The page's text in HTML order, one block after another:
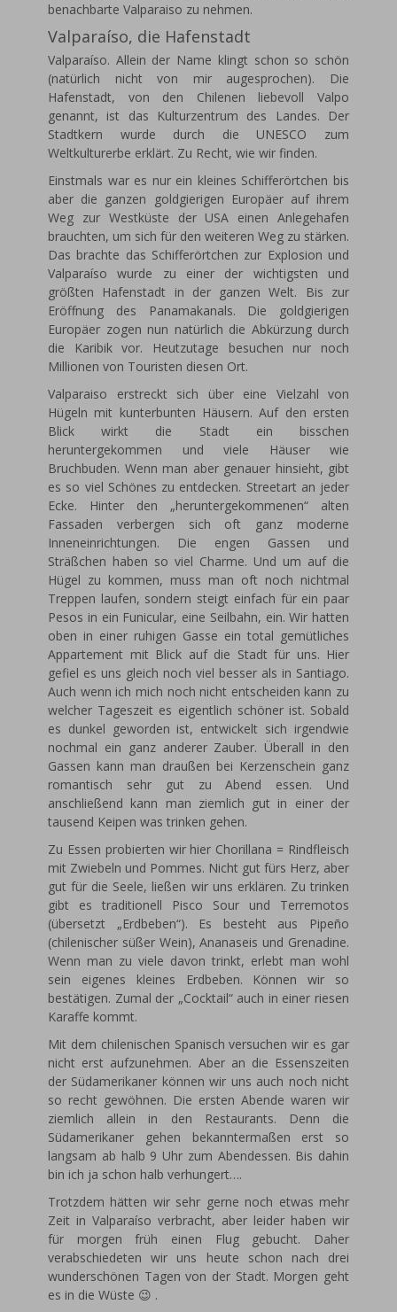
benachbarte Valparaiso zu nehmen.
Valparaíso, die Hafenstadt
Valparaíso. Allein der Name klingt schon so schön
(natürlich nicht von mir augesprochen). Die
Hafenstadt, von den Chilenen liebevoll Valpo
genannt, ist das Kulturzentrum des Landes. Der
Stadtkern wurde durch die UNESCO zum
Weltkulturerbe erklärt. Zu Recht, wie wir finden.
Einstmals war es nur ein kleines Schifferörtchen bis
aber die ganzen goldgierigen Europäer auf ihrem
Weg zur Westküste der USA einen Anlegehafen
brauchten, um sich für den weiteren Weg zu stärken.
Das brachte das Schifferörtchen zur Explosion und
Valparaíso wurde zu einer der wichtigsten und
größten Hafenstadt in der ganzen Welt. Bis zur
Eröffnung des Panamakanals. Die goldgierigen
Europäer zogen nun natürlich die Abkürzung durch
die Karibik vor. Heutzutage besuchen nur noch
Millionen von Touristen diesen Ort.
Valparaiso erstreckt sich über eine Vielzahl von
Hügeln mit kunterbunten Häusern. Auf den ersten
Blick wirkt die Stadt ein bisschen
heruntergekommen und viele Häuser wie
Bruchbuden. Wenn man aber genauer hinsieht, gibt
es so viel Schönes zu entdecken. Streetart an jeder
Ecke. Hinter den „heruntergekommenen“ alten
Fassaden verbergen sich oft ganz moderne
Inneneinrichtungen. Die engen Gassen und
Sträßchen haben so viel Charme. Und um auf die
Hügel zu kommen, muss man oft noch nichtmal
Treppen laufen, sondern steigt einfach für ein paar
Pesos in ein Funicular, eine Seilbahn, ein. Wir hatten
oben in einer ruhigen Gasse ein total gemütliches
Appartement mit Blick auf die Stadt für uns. Hier
gefiel es uns gleich noch viel besser als in Santiago.
Auch wenn ich mich noch nicht entscheiden kann zu
welcher Tageszeit es eigentlich schöner ist. Sobald
es dunkel geworden ist, entwickelt sich irgendwie
nochmal ein ganz anderer Zauber. Überall in den
Gassen kann man draußen bei Kerzenschein ganz
romantisch sehr gut zu Abend essen. Und
anschließend kann man ziemlich gut in einer der
tausend Keipen was trinken gehen.
Zu Essen probierten wir hier Chorillana = Rindfleisch
mit Zwiebeln und Pommes. Nicht gut fürs Herz, aber
gut für die Seele, ließen wir uns erklären. Zu trinken
gibt es traditionell Pisco Sour und Terremotos
(übersetzt „Erdbeben“). Es besteht aus Pipeño
(chilenischer süßer Wein), Ananaseis und Grenadine.
Wenn man zu viele davon trinkt, erlebt man wohl
sein eigenes kleines Erdbeben. Können wir so
bestätigen. Zumal der „Cocktail“ auch in einer riesen
Karaffe kommt.
Mit dem chilenischen Spanisch versuchen wir es gar
nicht erst aufzunehmen. Aber an die Essenszeiten
der Südamerikaner können wir uns auch noch nicht
so recht gewöhnen. Die ersten Abende waren wir
ziemlich allein in den Restaurants. Denn die
Südamerikaner gehen bekanntermaßen erst so
langsam ab halb 9 Uhr zum Abendessen. Bis dahin
bin ich ja schon halb verhungert….
Trotzdem hätten wir sehr gerne noch etwas mehr
Zeit in Valparaíso verbracht, aber leider haben wir
für morgen früh einen Flug gebucht. Daher
verabschiedeten wir uns heute schon nach drei
wunderschönen Tagen von der Stadt. Morgen geht
es in die Wüste 😉 .